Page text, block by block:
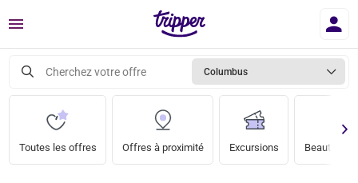
Menu
Cherchez votre offre Columbus
Toutes les offres Offres à proximité Excursions Beauté &